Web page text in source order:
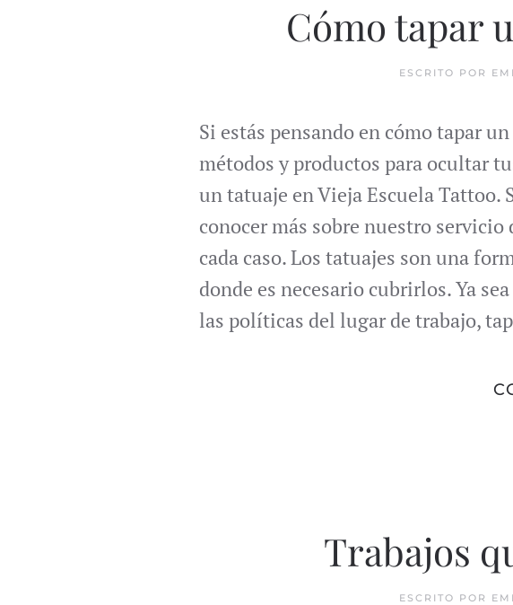
Cómo tapar
ESCRITO POR
Si estás pensando en cómo tapar
métodos y productos para ocultar
un tatuaje en Vieja Escuela Tattoo.
conocer más sobre nuestro
cada caso. Los tatuajes son una
donde es necesario cubrirlos. Ya
las políticas del lugar de trabajo,
Trabajos
ESCRITO POR